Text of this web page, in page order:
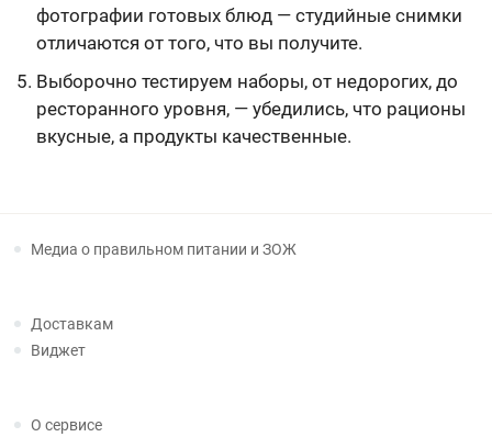
фотографии готовых блюд — студийные снимки
отличаются от того, что вы получите.
Выборочно тестируем наборы, от недорогих, до
ресторанного уровня, — убедились, что рационы
вкусные, а продукты качественные.
Медиа о правильном питании и ЗОЖ
Доставкам
Виджет
О сервисе